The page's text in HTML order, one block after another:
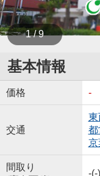
1 / 9
基本情報
価格 -
交通
東
都
京
間取り
-(-)